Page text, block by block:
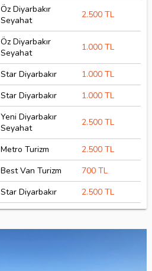
Öz Diyarbakır
Seyahat
2.500 TL
Öz Diyarbakır
Seyahat
1.000 TL
Star Diyarbakır
1.000 TL
Star Diyarbakır 1.000 TL
Yeni Diyarbakır
Seyahat
2.500 TL
Metro Turizm
2.500 TL
Best Van Turizm
700 TL
Star Diyarbakır 2.500 TL